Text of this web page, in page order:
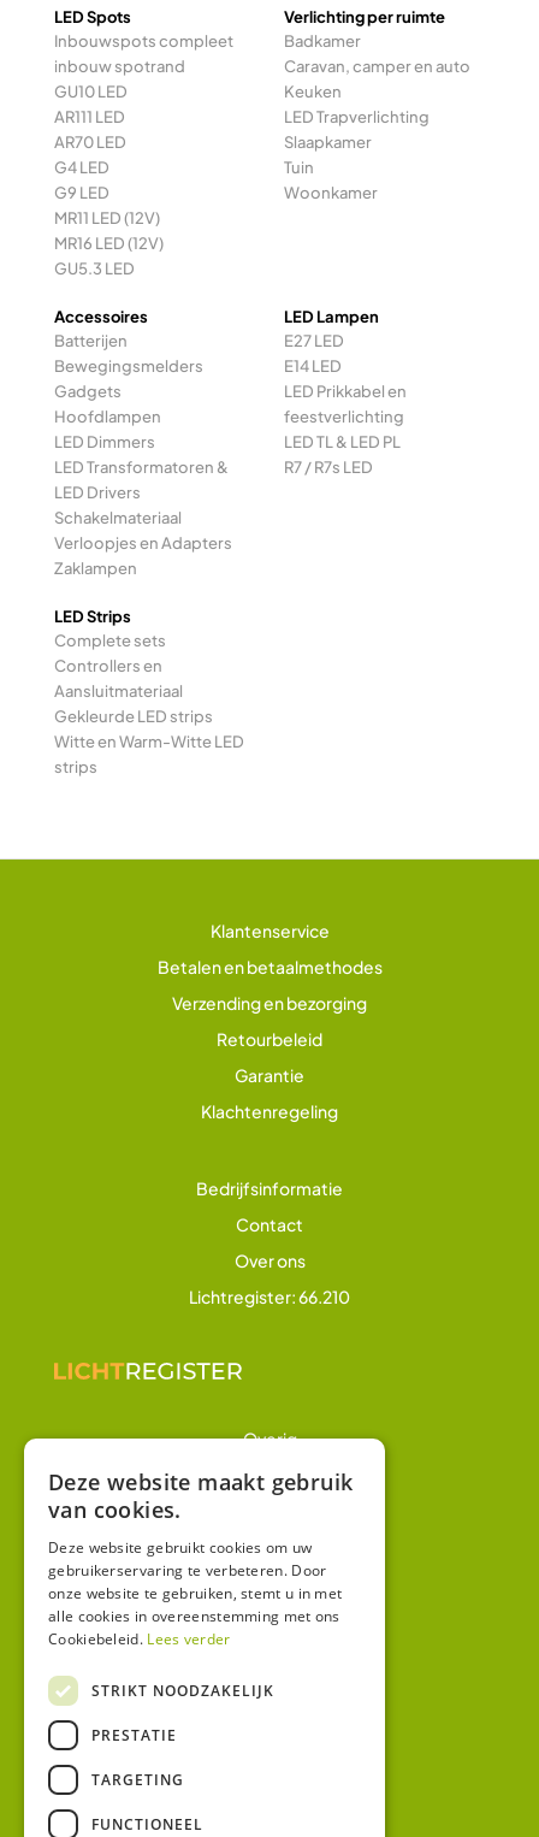
LED Spots
Inbouwspots compleet
inbouw spotrand
GU10 LED
AR111 LED
AR70 LED
G4 LED
G9 LED
MR11 LED (12V)
MR16 LED (12V)
GU5.3 LED
Verlichting per ruimte
Badkamer
Caravan, camper en auto
Keuken
LED Trapverlichting
Slaapkamer
Tuin
Woonkamer
Accessoires
Batterijen
Bewegingsmelders
Gadgets
Hoofdlampen
LED Dimmers
LED Transformatoren &
LED Drivers
Schakelmateriaal
Verloopjes en Adapters
Zaklampen
LED Lampen
E27 LED
E14 LED
LED Prikkabel en
feestverlichting
LED TL & LED PL
R7 / R7s LED
LED Strips
Complete sets
Controllers en
Aansluitmateriaal
Gekleurde LED strips
Witte en Warm-Witte LED
strips
Klantenservice
Betalen en betaalmethodes
Verzending en bezorging
Retourbeleid
Garantie
Klachtenregeling
Bedrijfsinformatie
Contact
Over ons
Lichtregister: 66.210
Overig
Winkel
Algemene voorwaarden
Privacy
Bezoekadres:
Deze website maakt gebruik
van cookies.
Deze website gebruikt cookies om uw
gebruikerservaring te verbeteren. Door
onze website te gebruiken, stemt u in met
alle cookies in overeenstemming met ons
Cookiebeleid. Lees verder
STRIKT NOODZAKELIJK
PRESTATIE
TARGETING
FUNCTIONEEL